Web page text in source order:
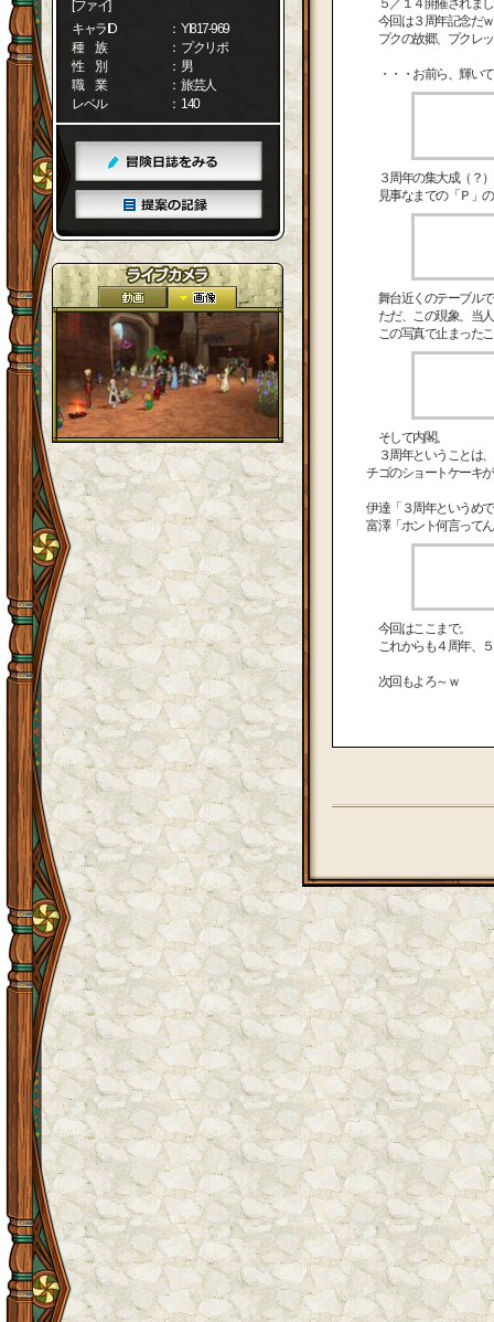
[ファイ]
キャラID
： YI817-969
種 族
： プクリポ
性 別
： 男
職 業
： 旅芸人
レベル
： 140
５／１４開催されま
今回は３周年記念だｗ
プクの故郷、プクレ
・・・お前ら、輝い
３周年の集大成（？
見事なまでの「Ｐ」
舞台近くのテーブル
ただ、この現象、当
この写真で止まった
そして内閣。
３周年ということは
チゴのショートケーキ
伊達「３周年というめ
富澤「ホント何言って
今回はここまで。
これからも４周年、
次回もよろ～ｗ